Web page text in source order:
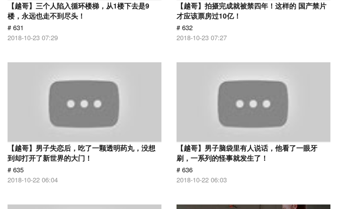
【越哥】三个人陷入循环楼梯，从1楼下去是9
楼，永远也走不到尽头！
# 631
2018-10-23 07:29
【越哥】拍摄完成就被禁四年！这样的 国产禁片
才应该票房过10亿！
# 632
2018-10-23 07:27
【越哥】男子失恋后，吃了一颗透明药丸，没想
到却打开了新世界的大门！
# 635
2018-10-22 06:04
【越哥】男子脑袋里有人说话，他看了一眼牙
刷，一系列的怪事就发生了！
# 636
2018-10-22 06:03